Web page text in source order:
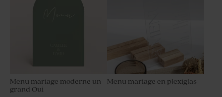
Menu mariage moderne un
grand Oui
Menu mariage en plexiglas